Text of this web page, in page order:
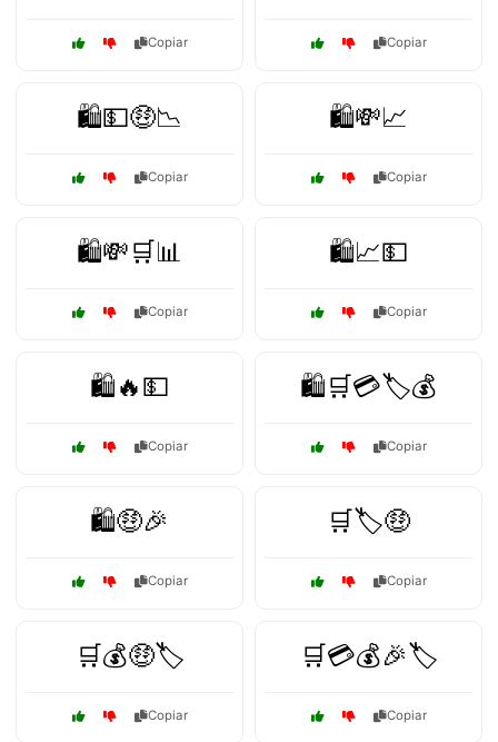
Copiar Copiar
🛍️💵🤑📉
Copiar
🛍️💸📈
Copiar
🛍️💸🛒📊
Copiar
🛍️📈💵
Copiar
🛍️🔥💵
Copiar
🛍️🛒💳🏷️💰
Copiar
🛍️🤑🎉
Copiar
🛒🏷️🤑
Copiar
🛒💰🤑🏷️
Copiar
🛒💳💰🎉🏷️
Copiar